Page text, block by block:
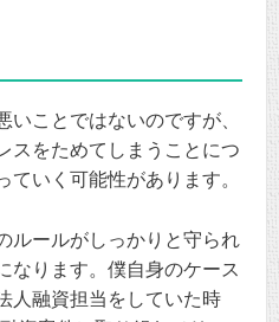
いことではないのですが、
スをためてしまうことにつ
ていく可能性があります。
ルールがしっかりと守られ
なります。僕自身のケース
人融資担当をしていた時